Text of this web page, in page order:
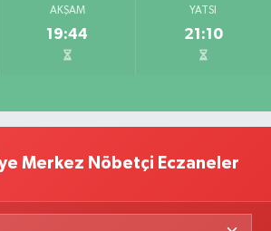
AKŞAM
19:44
YATSI
21:10
Merkez Nöbetçi Eczaneler